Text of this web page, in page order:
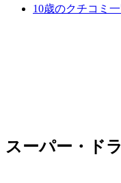
10歳のクチコミ
スーパー・ド